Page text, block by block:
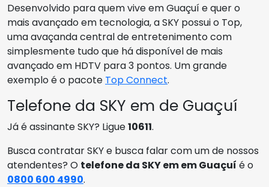
Desenvolvido para quem vive em Guaçuí e quer o
mais avançado em tecnologia, a SKY possui o Top,
uma avaçanda central de entretenimento com
simplesmente tudo que há disponível de mais
avançado em HDTV para 3 pontos. Um grande
exemplo é o pacote Top Connect.
Telefone da SKY em de Guaçuí
Já é assinante SKY? Ligue10611.
Busca contratar SKY e busca falar com um de nossos
atendentes? O telefone da SKY em em Guaçuí é o
0800 600 4990.